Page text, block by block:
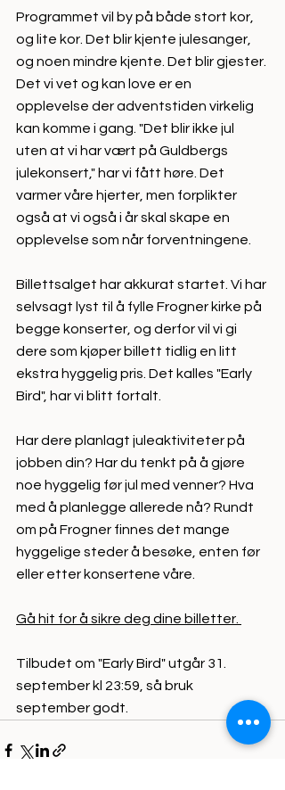
Programmet vil by på både stort kor,
og lite kor. Det blir kjente julesanger,
og noen mindre kjente. Det blir gjester.
Det vi vet og kan love er en
opplevelse der adventstiden virkelig
kan komme i gang. "Det blir ikke jul
uten at vi har vært på Guldbergs
julekonsert," har vi fått høre. Det
varmer våre hjerter, men forplikter
også at vi også i år skal skape en
opplevelse som når forventningene.
Billettsalget har akkurat startet. Vi har
selvsagt lyst til å fylle Frogner kirke på
begge konserter, og derfor vil vi gi
dere som kjøper billett tidlig en litt
ekstra hyggelig pris. Det kalles "Early
Bird", har vi blitt fortalt.
Har dere planlagt juleaktiviteter på
jobben din? Har du tenkt på å gjøre
noe hyggelig før jul med venner? Hva
med å planlegge allerede nå? Rundt
om på Frogner finnes det mange
hyggelige steder å besøke, enten før
eller etter konsertene våre.
Gå hit for å sikre deg dine billetter.
Tilbudet om "Early Bird" utgår 31.
september kl 23:59, så bruk
september godt.